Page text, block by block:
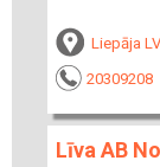
Liepāja
20309208
Līva AB